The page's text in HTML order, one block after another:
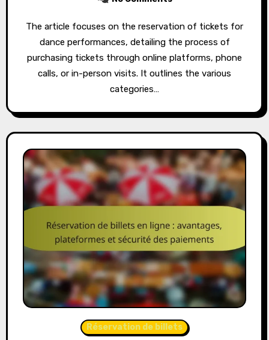
The article focuses on the reservation of tickets for
dance performances, detailing the process of
purchasing tickets through online platforms, phone
calls, or in-person visits. It outlines the various
categories…
Réservation de billets